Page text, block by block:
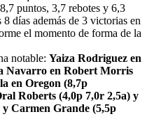
puntos, 3,7 rebotes y 6,3
días además de 3 victorias en
el momento de forma de la
notable: Yaiza Rodriguez en
Navarro en Robert Morris
en Oregon (8,7p
Roberts (4,0p 7,0r 2,5a) y
Carmen Grande (5,5p